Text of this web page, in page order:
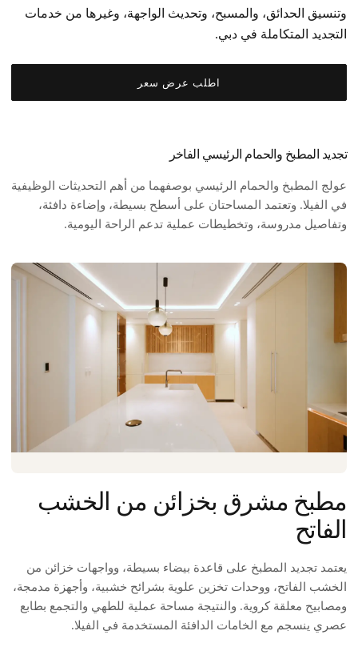
وتنسيق الحدائق، والمسبح، وتحديث الواجهة، وغيرها من خدمات
التجديد المتكاملة في دبي.
اطلب عرض سعر
تجديد المطبخ والحمام الرئيسي الفاخر
عولج المطبخ والحمام الرئيسي بوصفهما من أهم التحديثات الوظيفية
في الفيلا. وتعتمد المساحتان على أسطح بسيطة، وإضاءة دافئة،
وتفاصيل مدروسة، وتخطيطات عملية تدعم الراحة اليومية.
مطبخ مشرق بخزائن من الخشب
الفاتح
يعتمد تجديد المطبخ على قاعدة بيضاء بسيطة، وواجهات خزائن من
الخشب الفاتح، ووحدات تخزين علوية بشرائح خشبية، وأجهزة مدمجة،
ومصابيح معلقة كروية. والنتيجة مساحة عملية للطهي والتجمع بطابع
عصري ينسجم مع الخامات الدافئة المستخدمة في الفيلا.